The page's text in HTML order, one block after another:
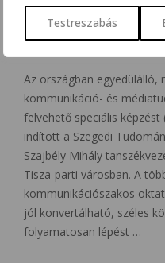
Testreszabás
MINDENNAPOK
EGYEDÜLÁLLÓ
Az országban egyedülálló,
kommunikáció- és
felvehető speciális
indított a Szegedi
Szajbély Mihály
Tisza-parti városban. A
kommunikációszakos
jól konvertálható, széles
folyamatosan lépést …